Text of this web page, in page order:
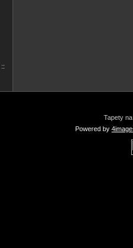
::
Tapety
Powered by